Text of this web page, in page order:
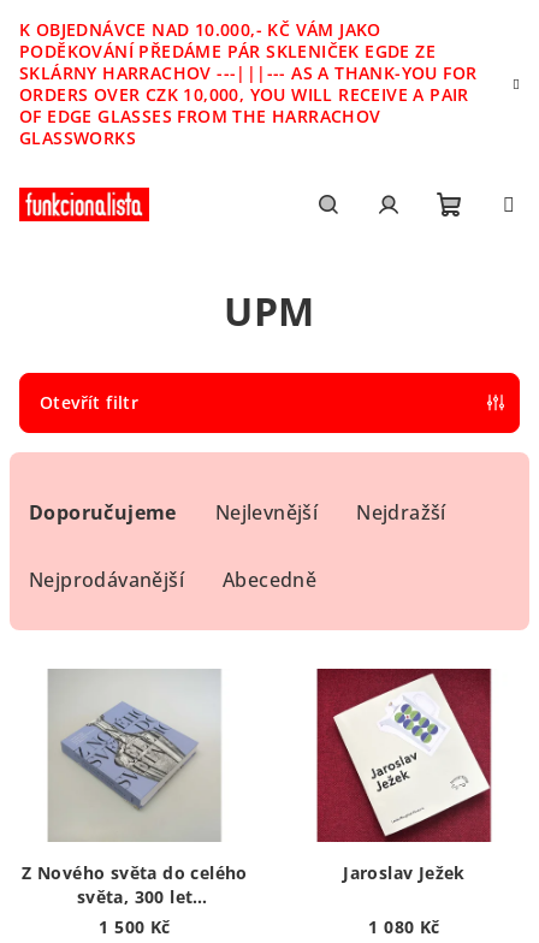
obsah
K OBJEDNÁVCE NAD 10.000,- KČ VÁM JAKO
PODĚKOVÁNÍ PŘEDÁME PÁR SKLENIČEK EGDE ZE
SKLÁRNY HARRACHOV ---|||--- AS A THANK-YOU FOR
ORDERS OVER CZK 10,000, YOU WILL RECEIVE A PAIR
OF EDGE GLASSES FROM THE HARRACHOV
GLASSWORKS
UPM
Otevřít filtr
Doporučujeme Nejlevnější Nejdražší
Nejprodávanější Abecedně
rZ Nového světa do celého
světa, 300 let
harrachovského skla |
1 500 Kč
Jaroslav Ježek
1 080 Kč